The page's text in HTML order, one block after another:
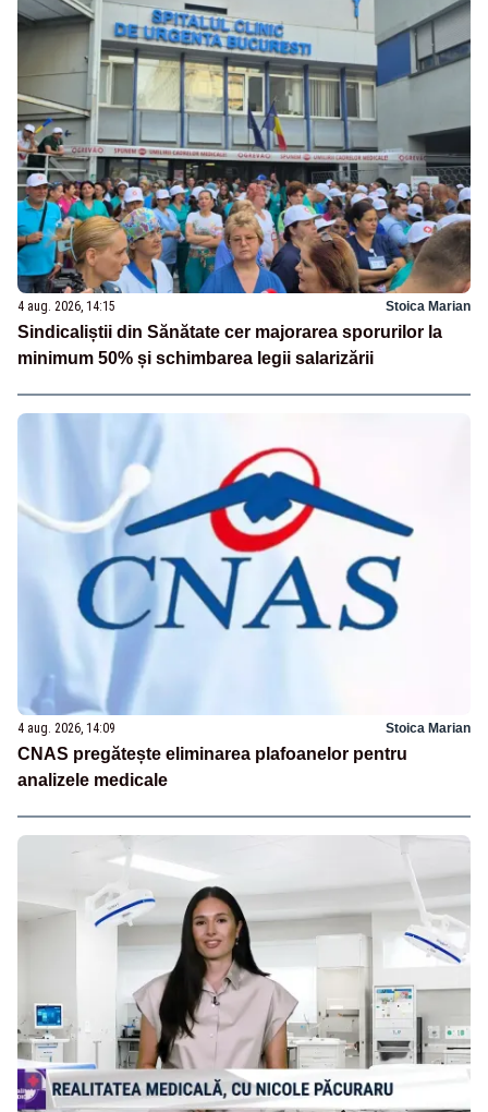
4 aug. 2026, 14:15 Stoica Marian
Sindicaliștii din Sănătate cer majorarea sporurilor la
minimum 50% și schimbarea legii salarizării
4 aug. 2026, 14:09 Stoica Marian
CNAS pregătește eliminarea plafoanelor pentru
analizele medicale